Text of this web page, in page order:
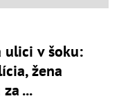
ulici v šoku:
žena
...